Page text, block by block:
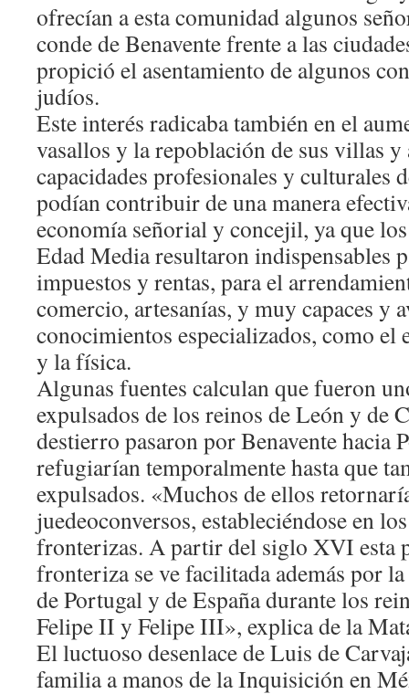
ofrecían a esta comunidad algunos
conde de Benavente frente a las
propició el asentamiento de algunos
judíos.
Este interés radicaba también en el
vasallos y la repoblación de sus villas y
capacidades profesionales y culturales
podían contribuir de una manera
economía señorial y concejil, ya que
Edad Media resultaron indispensables
impuestos y rentas, para el
comercio, artesanías, y muy capaces y
conocimientos especializados, como el
y la física.
Algunas fuentes calculan que fueron
expulsados de los reinos de León y de
destierro pasaron por Benavente hacia
refugiarían temporalmente hasta que
expulsados. «Muchos de ellos
juedeoconversos, estableciéndose en
fronterizas. A partir del siglo XVI esta
fronteriza se ve facilitada además por
de Portugal y de España durante los
Felipe II y Felipe III», explica de la
El luctuoso desenlace de Luis de
familia a manos de la Inquisición en